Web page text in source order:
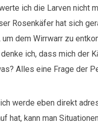
ich die Larven nicht
Rosenkäfer hat sich
dem Wirrwarr zu
ich, dass mich der
Alles eine Frage der
werde eben direkt
hat, kann man